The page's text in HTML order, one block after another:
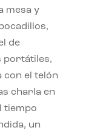
mesa y
de
portátiles,
con el telón
charla en
tiempo
un